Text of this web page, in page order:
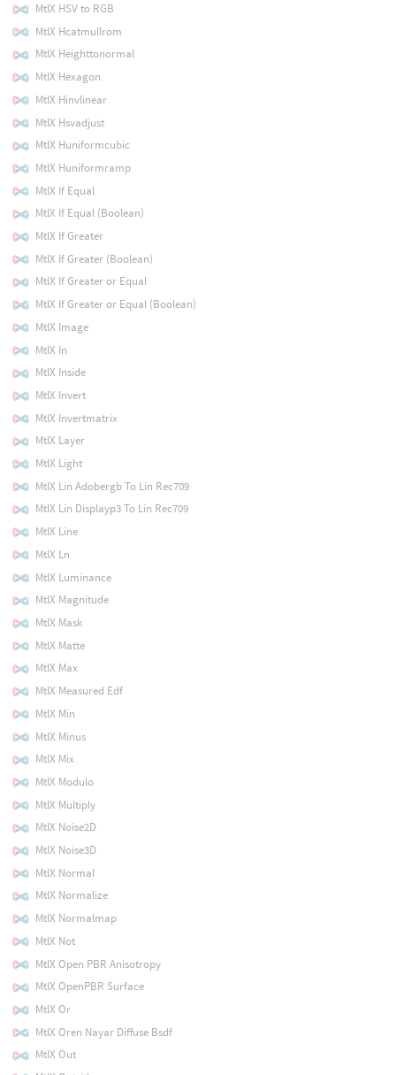
MtlX HSV to RGB
MtlX Hcatmullrom
MtlX Heighttonormal
MtlX Hexagon
MtlX Hinvlinear
MtlX Hsvadjust
MtlX Huniformcubic
MtlX Huniformramp
MtlX If Equal
MtlX If Equal (Boolean)
MtlX If Greater
MtlX If Greater (Boolean)
MtlX If Greater or Equal
MtlX If Greater or Equal (Boolean)
MtlX Image
MtlX In
MtlX Inside
MtlX Invert
MtlX Invertmatrix
MtlX Layer
MtlX Light
MtlX Lin Adobergb To Lin Rec709
MtlX Lin Displayp3 To Lin Rec709
MtlX Line
MtlX Ln
MtlX Luminance
MtlX Magnitude
MtlX Mask
MtlX Matte
MtlX Max
MtlX Measured Edf
MtlX Min
MtlX Minus
MtlX Mix
MtlX Modulo
MtlX Multiply
MtlX Noise2D
MtlX Noise3D
MtlX Normal
MtlX Normalize
MtlX Normalmap
MtlX Not
MtlX Open PBR Anisotropy
MtlX OpenPBR Surface
MtlX Or
MtlX Oren Nayar Diffuse Bsdf
MtlX Out